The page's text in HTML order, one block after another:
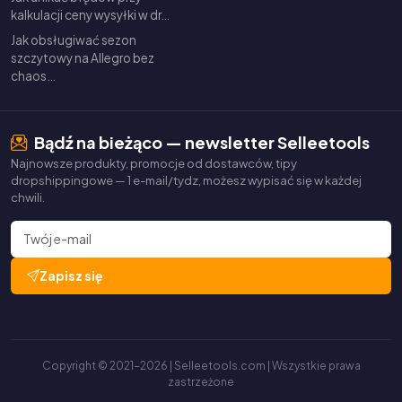
kalkulacji ceny wysyłki w dr…
Jak obsługiwać sezon
szczytowy na Allegro bez
chaos…
Bądź na bieżąco — newsletter Selleetools
Najnowsze produkty, promocje od dostawców, tipy
dropshippingowe — 1 e-mail/tydz, możesz wypisać się w każdej
chwili.
Zapisz się
Copyright © 2021-2026 | Selleetools.com | Wszystkie prawa
zastrzeżone